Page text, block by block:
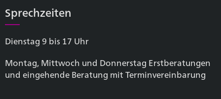
Sprechzeiten
Dienstag 9 bis 17 Uhr
Montag, Mittwoch und Donnerstag Erstberatungen
und eingehende Beratung mit Terminvereinbarung